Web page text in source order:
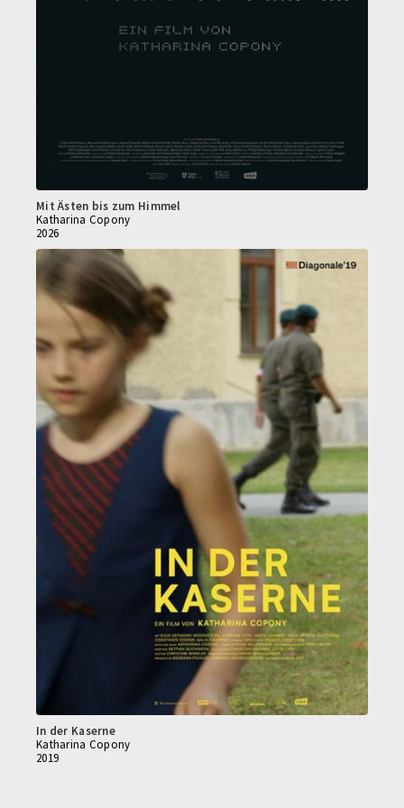
Mit Ästen bis zum Himmel
Katharina Copony
2026
In der Kaserne
Katharina Copony
2019